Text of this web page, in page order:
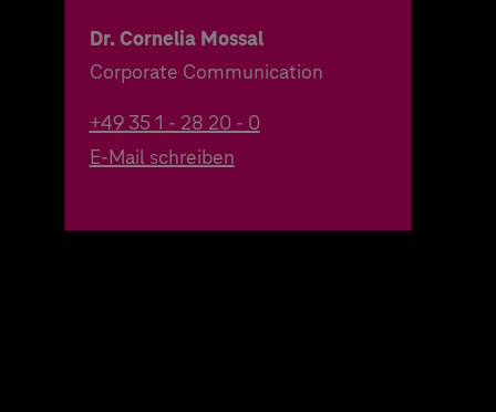
Dr. Cornelia Mossal
Corporate Communication
+49 35 1 - 28 20 - 0
E-Mail schreiben